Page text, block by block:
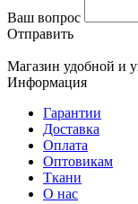
Ваш вопрос
Отправить
Магазин удобной и
Информация
Гарантии
Доставка
Оплата
Оптовикам
Ткани
О нас